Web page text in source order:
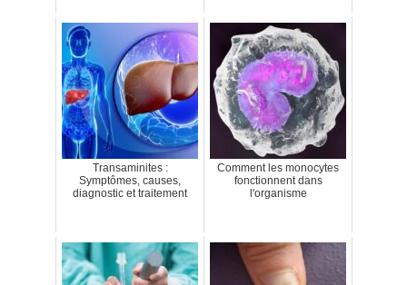
Transaminites :
Symptômes, causes,
diagnostic et traitement
Comment les monocytes
fonctionnent dans
l'organisme